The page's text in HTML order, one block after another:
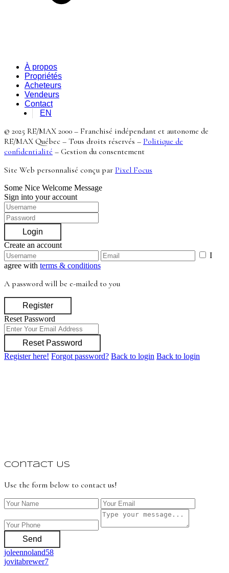
À propos
Propriétés
Acheteurs
Vendeurs
Contact
EN
© 2025 RE/MAX 2000 – Franchisé indépendant et autonome de
RE/MAX Québec – Tous droits réservés – Politique de
confidentialité – Gestion du consentement
Site Web personnalisé conçu par Pixel Focus
Some Nice Welcome Message
Sign into your account
Login
Create an account
I
agree with terms & conditions
A password will be e-mailed to you
Register
Reset Password
Reset Password
Register here! Forgot password? Back to login Back to login
Contact Us
Use the form below to contact us!
Send
joleennoland58
jovitabrewer7